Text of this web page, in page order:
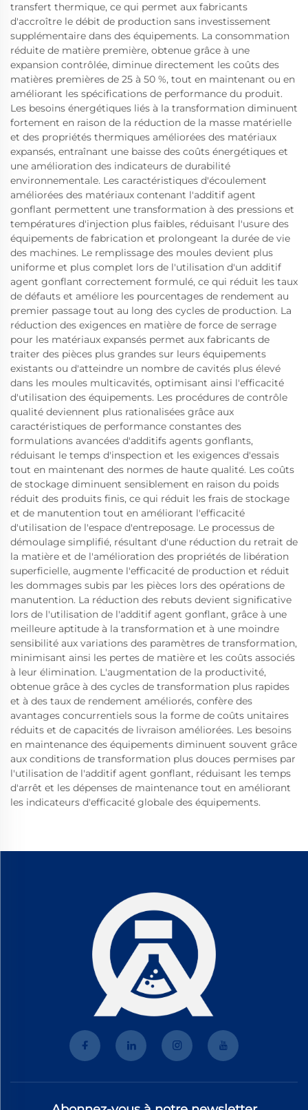
transfert thermique, ce qui permet aux fabricants
d'accroître le débit de production sans investissement
supplémentaire dans des équipements. La consommation
réduite de matière première, obtenue grâce à une
expansion contrôlée, diminue directement les coûts des
matières premières de 25 à 50 %, tout en maintenant ou en
améliorant les spécifications de performance du produit.
Les besoins énergétiques liés à la transformation diminuent
fortement en raison de la réduction de la masse matérielle
et des propriétés thermiques améliorées des matériaux
expansés, entraînant une baisse des coûts énergétiques et
une amélioration des indicateurs de durabilité
environnementale. Les caractéristiques d'écoulement
améliorées des matériaux contenant l'additif agent
gonflant permettent une transformation à des pressions et
températures d'injection plus faibles, réduisant l'usure des
équipements de fabrication et prolongeant la durée de vie
des machines. Le remplissage des moules devient plus
uniforme et plus complet lors de l'utilisation d'un additif
agent gonflant correctement formulé, ce qui réduit les taux
de défauts et améliore les pourcentages de rendement au
premier passage tout au long des cycles de production. La
réduction des exigences en matière de force de serrage
pour les matériaux expansés permet aux fabricants de
traiter des pièces plus grandes sur leurs équipements
existants ou d'atteindre un nombre de cavités plus élevé
dans les moules multicavités, optimisant ainsi l'efficacité
d'utilisation des équipements. Les procédures de contrôle
qualité deviennent plus rationalisées grâce aux
caractéristiques de performance constantes des
formulations avancées d'additifs agents gonflants,
réduisant le temps d'inspection et les exigences d'essais
tout en maintenant des normes de haute qualité. Les coûts
de stockage diminuent sensiblement en raison du poids
réduit des produits finis, ce qui réduit les frais de stockage
et de manutention tout en améliorant l'efficacité
d'utilisation de l'espace d'entreposage. Le processus de
démoulage simplifié, résultant d'une réduction du retrait de
la matière et de l'amélioration des propriétés de libération
superficielle, augmente l'efficacité de production et réduit
les dommages subis par les pièces lors des opérations de
manutention. La réduction des rebuts devient significative
lors de l'utilisation de l'additif agent gonflant, grâce à une
meilleure aptitude à la transformation et à une moindre
sensibilité aux variations des paramètres de transformation,
minimisant ainsi les pertes de matière et les coûts associés
à leur élimination. L'augmentation de la productivité,
obtenue grâce à des cycles de transformation plus rapides
et à des taux de rendement améliorés, confère des
avantages concurrentiels sous la forme de coûts unitaires
réduits et de capacités de livraison améliorées. Les besoins
en maintenance des équipements diminuent souvent grâce
aux conditions de transformation plus douces permises par
l'utilisation de l'additif agent gonflant, réduisant les temps
d'arrêt et les dépenses de maintenance tout en améliorant
les indicateurs d'efficacité globale des équipements.